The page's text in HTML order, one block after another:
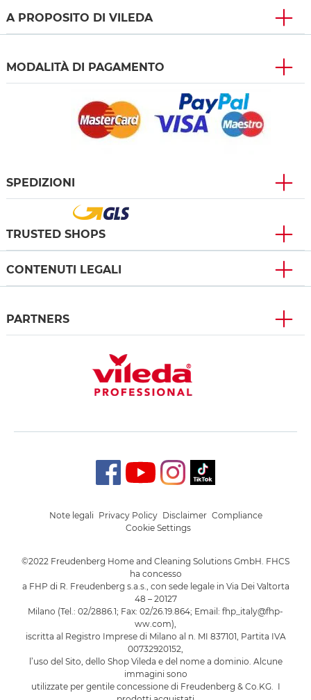
A PROPOSITO DI VILEDA
MODALITÀ DI PAGAMENTO
SPEDIZIONI
TRUSTED SHOPS
CONTENUTI LEGALI
PARTNERS
©2022 Freudenberg Home and Cleaning Solutions GmbH. FHCS
ha concesso
a FHP di R. Freudenberg s.a.s., con sede legale in Via Dei Valtorta
48 – 20127
Milano (Tel.: 02/2886.1; Fax: 02/26.19.864; Email: fhp_italy@fhp-
ww.com),
iscritta al Registro Imprese di Milano al n. MI 837101, Partita IVA
00732920152,
l’uso del Sito, dello Shop Vileda e del nome a dominio. Alcune
immagini sono
utilizzate per gentile concessione di Freudenberg & Co.KG. I
Note legali Privacy Policy Disclaimer Compliance
Cookie Settings